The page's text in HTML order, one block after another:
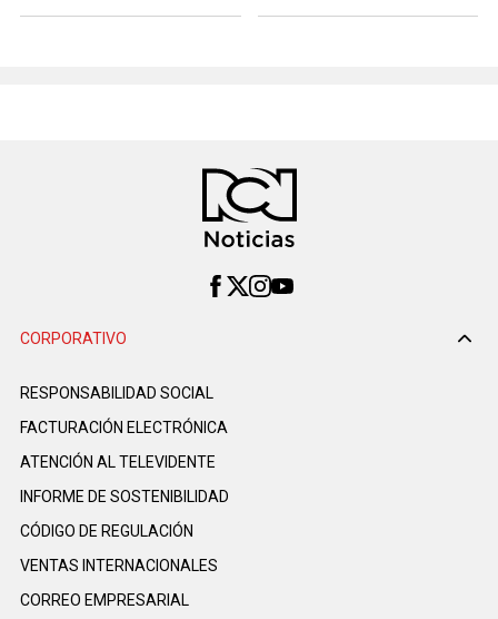
CORPORATIVO
RESPONSABILIDAD SOCIAL
FACTURACIÓN ELECTRÓNICA
ATENCIÓN AL TELEVIDENTE
INFORME DE SOSTENIBILIDAD
CÓDIGO DE REGULACIÓN
VENTAS INTERNACIONALES
CORREO EMPRESARIAL